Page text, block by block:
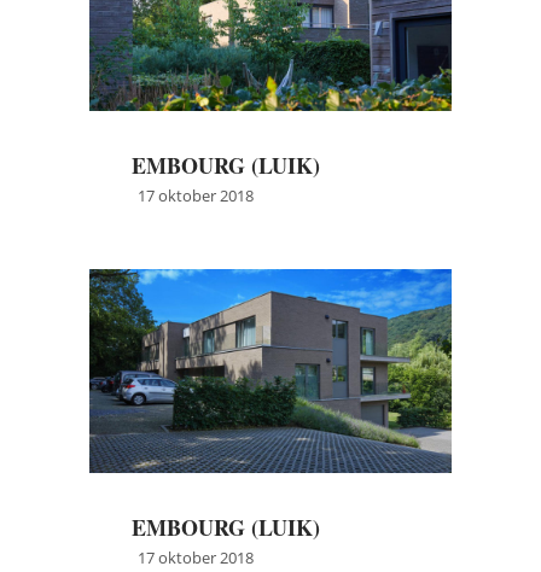
EMBOURG (LUIK)
17 oktober 2018
Meer info →
EMBOURG (LUIK)
17 oktober 2018